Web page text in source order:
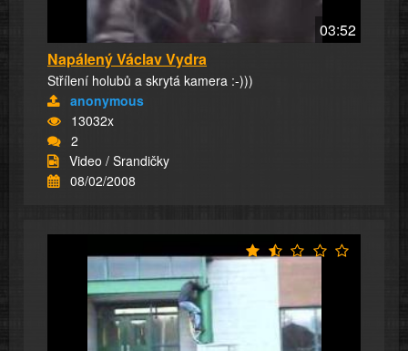
03:52
Napálený Václav Vydra
Střílení holubů a skrytá kamera :-)))
anonymous
13032x
2
Video / Srandičky
08/02/2008